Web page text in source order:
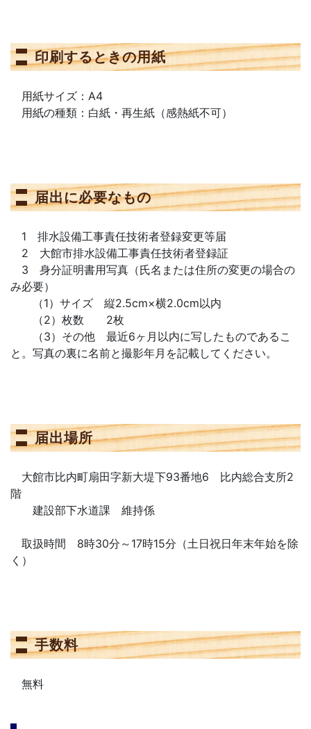
印刷するときの用紙
用紙サイズ：A4
用紙の種類：白紙・再生紙（感熱紙不可）
届出に必要なもの
1 排水設備工事責任技術者登録変更等届
2 大館市排水設備工事責任技術者登録証
3 身分証明書用写真（氏名または住所の変更の場合の
み必要）
（1）サイズ 縦2.5cm×横2.0cm以内
（2）枚数 2枚
（3）その他 最近6ヶ月以内に写したものであるこ
と。写真の裏に名前と撮影年月を記載してください。
届出場所
大館市比内町扇田字新大堤下93番地6 比内総合支所2
階
建設部下水道課 維持係
取扱時間 8時30分～17時15分（土日祝日年末年始を除
く）
手数料
無料